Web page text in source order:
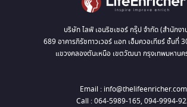
บริษัท ไลฟ์ เอนริชเชอร์ กรุ๊ป จำกัด (สำนักง
689 อาคารภิรัชทาวเวอร์ แอท เอ็มควอเทียร์ ชั้นที่
แขวงคลองตันเหนือ เขตวัฒนา กรุงเทพมหาน
Email : info@thelifeenricher.com
Call : 064-5989-165, 094-9994-